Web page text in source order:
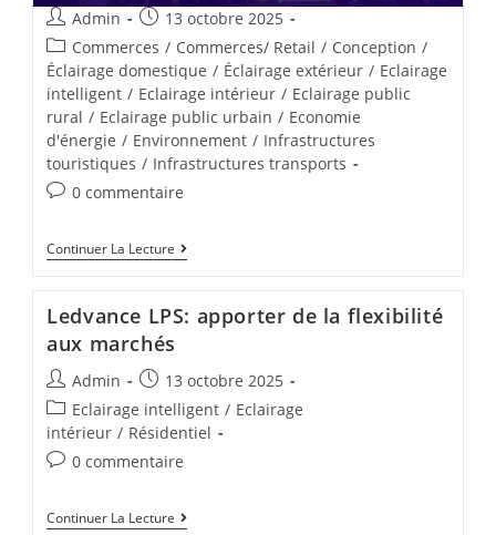
Admin
13 octobre 2025
Commerces / Commerces/ Retail / Conception /
Éclairage domestique / Éclairage extérieur / Eclairage
intelligent / Eclairage intérieur / Eclairage public
rural / Eclairage public urbain / Economie
d'énergie / Environnement / Infrastructures
touristiques / Infrastructures transports
0 commentaire
Continuer La Lecture
Ledvance LPS: apporter de la flexibilité
aux marchés
Admin
13 octobre 2025
Eclairage intelligent / Eclairage
intérieur / Résidentiel
0 commentaire
Continuer La Lecture